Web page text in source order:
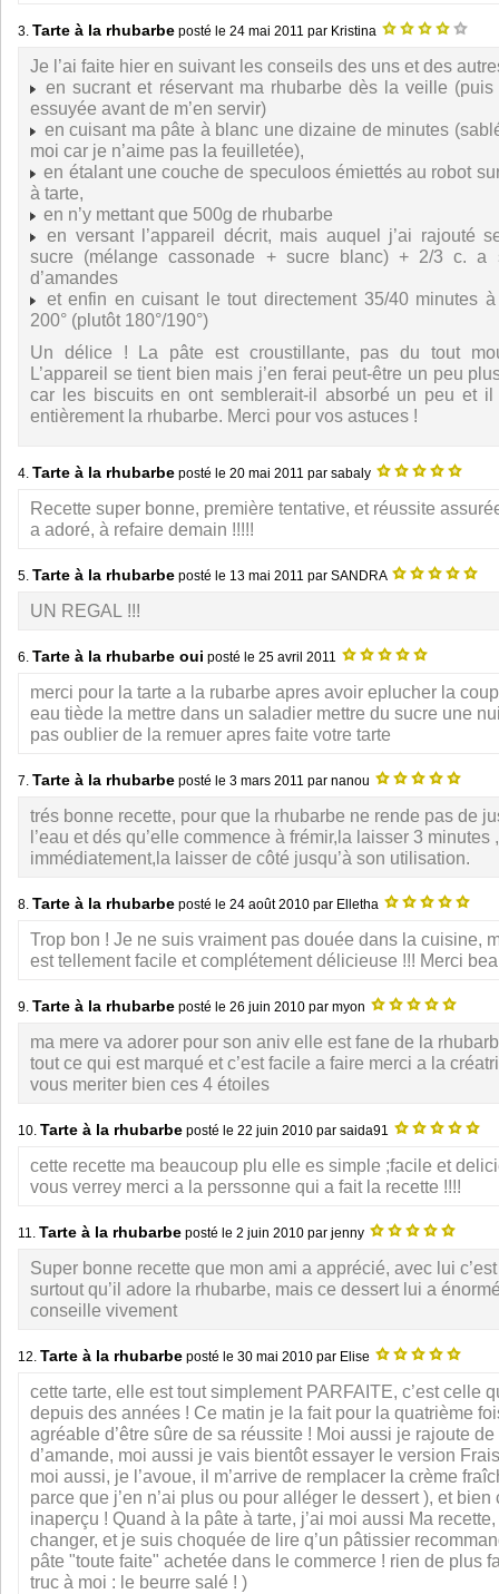
3. Tarte à la rhubarbe posté le 24 mai 2011 par Kristina
Je l’ai faite hier en suivant les conseils des uns et des
en sucrant et réservant ma rhubarbe dès la veille (puis
essuyée avant de m’en servir)
en cuisant ma pâte à blanc une dizaine de minutes
moi car je n’aime pas la feuilletée),
en étalant une couche de speculoos émiettés au robot
à tarte,
en n’y mettant que 500g de rhubarbe
en versant l’appareil décrit, mais auquel j’ai rajouté
sucre (mélange cassonade + sucre blanc) + 2/3 c. a
d’amandes
et enfin en cuisant le tout directement 35/40 minutes
200° (plutôt 180°/190°)
Un délice ! La pâte est croustillante, pas du tout
L’appareil se tient bien mais j’en ferai peut-être un peu
car les biscuits en ont semblerait-il absorbé un peu et il
entièrement la rhubarbe. Merci pour vos astuces !
4. Tarte à la rhubarbe posté le 20 mai 2011 par sabaly
Recette super bonne, première tentative, et réussite
a adoré, à refaire demain !!!!!
5. Tarte à la rhubarbe posté le 13 mai 2011 par SANDRA
UN REGAL !!!
6. Tarte à la rhubarbe oui posté le 25 avril 2011
merci pour la tarte a la rubarbe apres avoir eplucher la
eau tiède la mettre dans un saladier mettre du sucre une
pas oublier de la remuer apres faite votre tarte
7. Tarte à la rhubarbe posté le 3 mars 2011 par nanou
trés bonne recette, pour que la rhubarbe ne rende pas de
l’eau et dés qu’elle commence à frémir,la laisser 3 minutes
immédiatement,la laisser de côté jusqu’à son utilisation.
8. Tarte à la rhubarbe posté le 24 août 2010 par Elletha
Trop bon ! Je ne suis vraiment pas douée dans la cuisine,
est tellement facile et complétement délicieuse !!! Merci
9. Tarte à la rhubarbe posté le 26 juin 2010 par myon
ma mere va adorer pour son aniv elle est fane de la
tout ce qui est marqué et c’est facile a faire merci a la
vous meriter bien ces 4 étoiles
10. Tarte à la rhubarbe posté le 22 juin 2010 par saida91
cette recette ma beaucoup plu elle es simple ;facile et
vous verrey merci a la perssonne qui a fait la recette !!!!
11. Tarte à la rhubarbe posté le 2 juin 2010 par jenny
Super bonne recette que mon ami a apprécié, avec lui
surtout qu’il adore la rhubarbe, mais ce dessert lui a
conseille vivement
12. Tarte à la rhubarbe posté le 30 mai 2010 par Elise
cette tarte, elle est tout simplement PARFAITE, c’est celle
depuis des années ! Ce matin je la fait pour la quatrième
agréable d’être sûre de sa réussite ! Moi aussi je rajoute
d’amande, moi aussi je vais bientôt essayer le version
moi aussi, je l’avoue, il m’arrive de remplacer la crème
parce que j’en n’ai plus ou pour alléger le dessert ), et bien
inaperçu ! Quand à la pâte à tarte, j’ai moi aussi Ma
changer, et je suis choquée de lire q’un pâtissier
pâte "toute faite" achetée dans le commerce ! rien de plus
truc à moi : le beurre salé ! )